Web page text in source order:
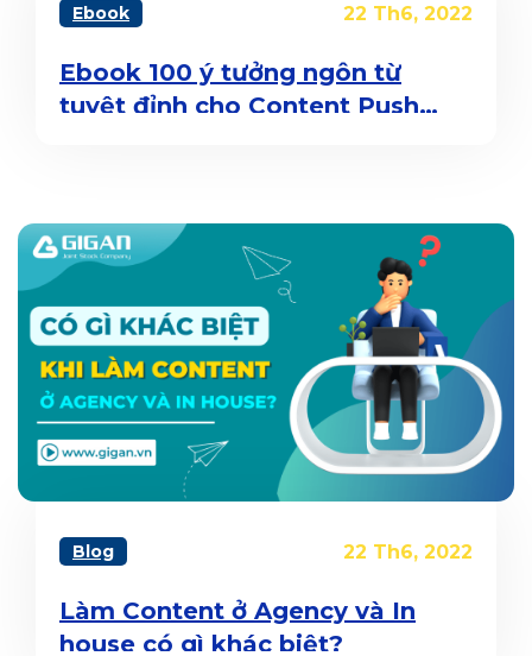
Ebook 22 Th6, 2022
Ebook 100 ý tưởng ngôn từ
tuyệt đỉnh cho Content Push
Blog 22 Th6, 2022
Làm Content ở Agency và In
house có gì khác biệt?